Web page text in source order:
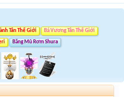
Tân Thế Giới Bá Vương Tân Thế Giới
Băng Mũ Rơm Shura